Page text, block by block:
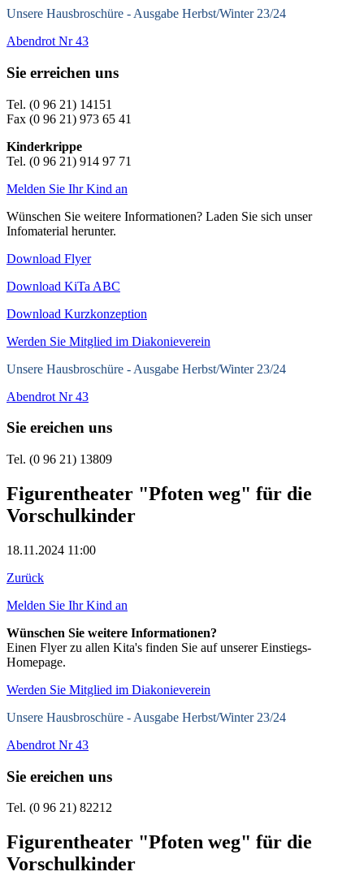
Unsere Hausbroschüre - Ausgabe Herbst/Winter 23/24
Abendrot Nr 43
Sie erreichen uns
Tel. (0 96 21) 14151
Fax (0 96 21) 973 65 41
Kinderkrippe
Tel. (0 96 21) 914 97 71
Melden Sie Ihr Kind an
Wünschen Sie weitere Informationen? Laden Sie sich unser
Infomaterial herunter.
Download Flyer
Download KiTa ABC
Download Kurzkonzeption
Werden Sie Mitglied im Diakonieverein
Unsere Hausbroschüre - Ausgabe Herbst/Winter 23/24
Abendrot Nr 43
Sie ereichen uns
Tel. (0 96 21) 13809
Figurentheater "Pfoten weg" für die
Vorschulkinder
18.11.2024 11:00
Zurück
Melden Sie Ihr Kind an
Wünschen Sie weitere Informationen?
Einen Flyer zu allen Kita's finden Sie auf unserer Einstiegs-
Homepage.
Werden Sie Mitglied im Diakonieverein
Unsere Hausbroschüre - Ausgabe Herbst/Winter 23/24
Abendrot Nr 43
Sie ereichen uns
Tel. (0 96 21) 82212
Figurentheater "Pfoten weg" für die
Vorschulkinder